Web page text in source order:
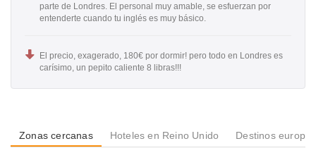
parte de Londres. El personal muy amable, se esfuerzan por
entenderte cuando tu inglés es muy básico.
El precio, exagerado, 180€ por dormir! pero todo en Londres es
carísimo, un pepito caliente 8 libras!!!
Zonas cercanas Hoteles en Reino Unido Destinos